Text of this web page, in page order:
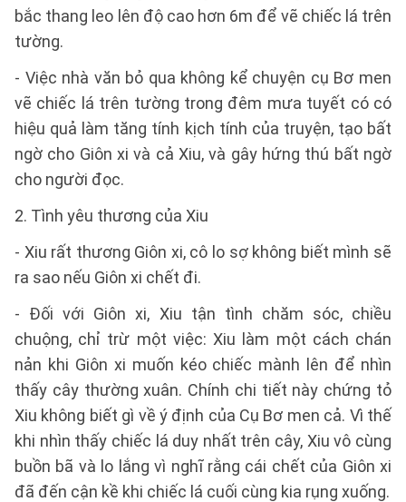
bắc thang leo lên độ cao hơn 6m để vẽ chiếc lá trên
tường.
- Việc nhà văn bỏ qua không kể chuyện cụ Bơ men
vẽ chiếc lá trên tường trong đêm mưa tuyết có có
hiệu quả làm tăng tính kịch tính của truyện, tạo bất
ngờ cho Giôn xi và cả Xiu, và gây hứng thú bất ngờ
cho người đọc.
2. Tình yêu thương của Xiu
- Xiu rất thương Giôn xi, cô lo sợ không biết mình sẽ
ra sao nếu Giôn xi chết đi.
- Đối với Giôn xi, Xiu tận tình chăm sóc, chiều
chuộng, chỉ trừ một việc: Xiu làm một cách chán
nản khi Giôn xi muốn kéo chiếc mành lên để nhìn
thấy cây thường xuân. Chính chi tiết này chứng tỏ
Xiu không biết gì về ý định của Cụ Bơ men cả. Vì thế
khi nhìn thấy chiếc lá duy nhất trên cây, Xiu vô cùng
buồn bã và lo lắng vì nghĩ rằng cái chết của Giôn xi
đã đến cận kề khi chiếc lá cuối cùng kia rụng xuống.